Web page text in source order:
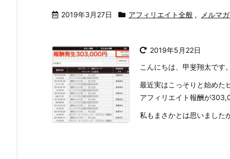
2019年3月27日 アフィリエイト全般 , メルマ
2019年5月22日
こんにちは、甲斐翔太です。
最近実はこっそりと始めた
アフィリエイト報酬が
私もまさかとは思いました